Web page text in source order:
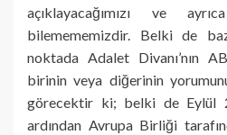
açıklayacağımızı ve
bilemememizdir. Belki de
noktada Adalet Divanı’nın
birinin veya diğerinin
görecektir ki; belki de Eylül
ardından Avrupa Birliği